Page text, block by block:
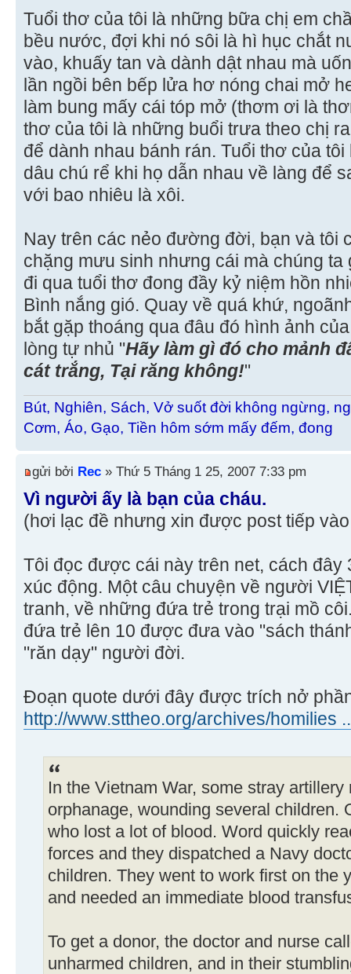
Tuổi thơ của tôi là những bữa chị em
bều nước, đợi khi nó sôi là hì hục chắt
vào, khuấy tan và dành dật nhau mà
lần ngồi bên bếp lửa hơ nóng chai mở
làm bung mấy cái tóp mở (thơm ơi là
thơ của tôi là những buổi trưa theo chị
để dành nhau bánh rán. Tuổi thơ của
dâu chú rể khi họ dẫn nhau về làng để
với bao nhiêu là xôi.
Nay trên các nẻo đường đời, bạn và tôi
chặng mưu sinh nhưng cái mà chúng
đi qua tuổi thơ đong đầy kỷ niệm hồn
Bình nắng gió. Quay về quá khứ,
bắt gặp thoáng qua đâu đó hình ảnh
lòng tự nhủ "Hãy làm gì đó cho mảnh
cát trắng, Tại răng không!"
Bút, Nghiên, Sách, Vở suốt đời không ngừng,
Cơm, Áo, Gạo, Tiền hôm sớm mấy đếm, đong
gửi bởi Rec » Thứ 5 Tháng 1 25, 2007 7:33 pm
Vì người ấy là bạn của cháu.
(hơi lạc đề nhưng xin được post tiếp
Tôi đọc được cái này trên net, cách đây
xúc động. Một câu chuyện về người
tranh, về những đứa trẻ trong trại mồ
đứa trẻ lên 10 được đưa vào "sách
"răn dạy" người đời.
Đoạn quote dưới đây được trích nở
http://www.sttheo.org/archives/homilies
In the Vietnam War, some stray
orphanage, wounding several children.
who lost a lot of blood. Word quickly
forces and they dispatched a Navy
children. They went to work first on the
and needed an immediate blood
To get a donor, the doctor and nurse
unharmed children, and in their